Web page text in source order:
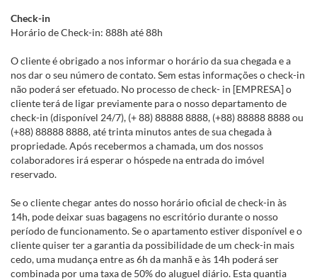
Check-in
Horário de Check-in: 888h até 88h
O cliente é obrigado a nos informar o horário da sua chegada e a
nos dar o seu número de contato. Sem estas informações o check-in
não poderá ser efetuado. No processo de check- in [EMPRESA] o
cliente terá de ligar previamente para o nosso departamento de
check-in (disponível 24/7), (+ 88) 88888 8888, (+88) 88888 8888 ou
(+88) 88888 8888, até trinta minutos antes de sua chegada à
propriedade. Após recebermos a chamada, um dos nossos
colaboradores irá esperar o hóspede na entrada do imóvel
reservado.
Se o cliente chegar antes do nosso horário oficial de check-in às
14h, pode deixar suas bagagens no escritório durante o nosso
período de funcionamento. Se o apartamento estiver disponível e o
cliente quiser ter a garantia da possibilidade de um check-in mais
cedo, uma mudança entre as 6h da manhã e às 14h poderá ser
combinada por uma taxa de 50% do aluguel diário. Esta quantia